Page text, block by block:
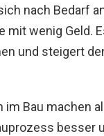
nach Bedarf
mit wenig Geld.
und steigert
im Bau machen
besser